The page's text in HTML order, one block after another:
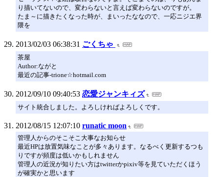
り描いてないので、変わらないと言えば変わらないのですが。
たま～に描きたくなった時が、まいったななので、一応ニジエ界
隈を
2013/02/03 06:38:31 ごくちゃ
茶屋
Author:ながと
最近の記事-trione☆hotmail.com
2012/09/10 09:40:53 恋愛ジャンキィズ
サイト統合しました。よろしければよろしくです。
2012/08/15 12:07:10 runatic moon
管理人からのそこそこ大事なお知らせ
最近HPは放置気味なことが多々あります。なるべく更新するつも
りですが頻度は低いかもしれません
管理人の近況が知りたい方はtwitterかpixiv等を見ていただくほう
が確実かと思います